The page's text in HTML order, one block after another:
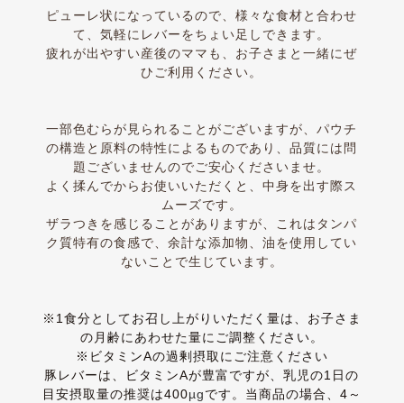
ピューレ状になっているので、様々な食材と合わせ
て、気軽にレバーをちょい足しできます。
疲れが出やすい産後のママも、お子さまと一緒にぜ
ひご利用ください。
一部色むらが見られることがございますが、パウチ
の構造と原料の特性によるものであり、品質には問
題ございませんのでご安心くださいませ。
よく揉んでからお使いいただくと、中身を出す際ス
ムーズです。
ザラつきを感じることがありますが、これはタンパ
ク質特有の食感で、余計な添加物、油を使用してい
ないことで生じています。
※1食分としてお召し上がりいただく量は、お子さま
の月齢にあわせた量にご調整ください。
※ビタミンAの過剰摂取にご注意ください
豚レバーは、ビタミンAが豊富ですが、乳児の1日の
目安摂取量の推奨は400µgです。当商品の場合、4～